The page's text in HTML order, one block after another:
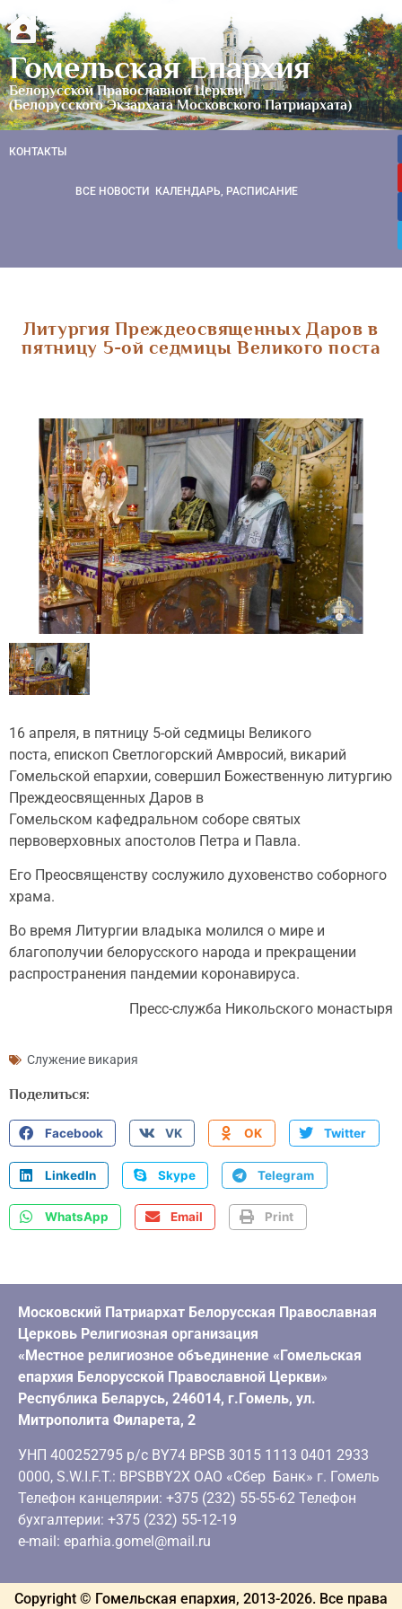
Гомельская Епархия
Белорусской Православной Церкви
(Белорусского Экзархата Московского Патриархата)
КОНТАКТЫ
ВСЕ НОВОСТИ КАЛЕНДАРЬ, РАСПИСАНИЕ
Литургия Преждеосвященных Даров в
пятницу 5-ой седмицы Великого поста
16 апреля, в пятницу 5-ой седмицы Великого
поста, епископ Светлогорский Амвросий, викарий
Гомельской епархии, совершил Божественную литургию
Преждеосвященных Даров в
Гомельском кафедральном соборе святых
первоверховных апостолов Петра и Павла.
Его Преосвященству сослужило духовенство соборного
храма.
Во время Литургии владыка молился о мире и
благополучии белорусского народа и прекращении
распространения пандемии коронавируса.
Пресс-служба Никольского монастыря
Служение викария
Поделиться:
Facebook VK OK Twitter
LinkedIn Skype Telegram
WhatsApp Email Print
Московский Патриархат Белорусская Православная
Церковь Религиозная организация
«Местное религиозное объединение «Гомельская
епархия Белорусской Православной Церкви»
Республика Беларусь, 246014, г.Гомель, ул.
Митрополита Филарета, 2
УНП 400252795 р/с BY74 BPSB 3015 1113 0401 2933
0000, S.W.I.F.T.: BPSBBY2X ОАО «Сбер Банк» г. Гомель
Телефон канцелярии: +375 (232) 55-55-62 Телефон
бухгалтерии: +375 (232) 55-12-19
e-mail: eparhia.gomel@mail.ru
Copyright © Гомельская епархия, 2013-2026. Все права